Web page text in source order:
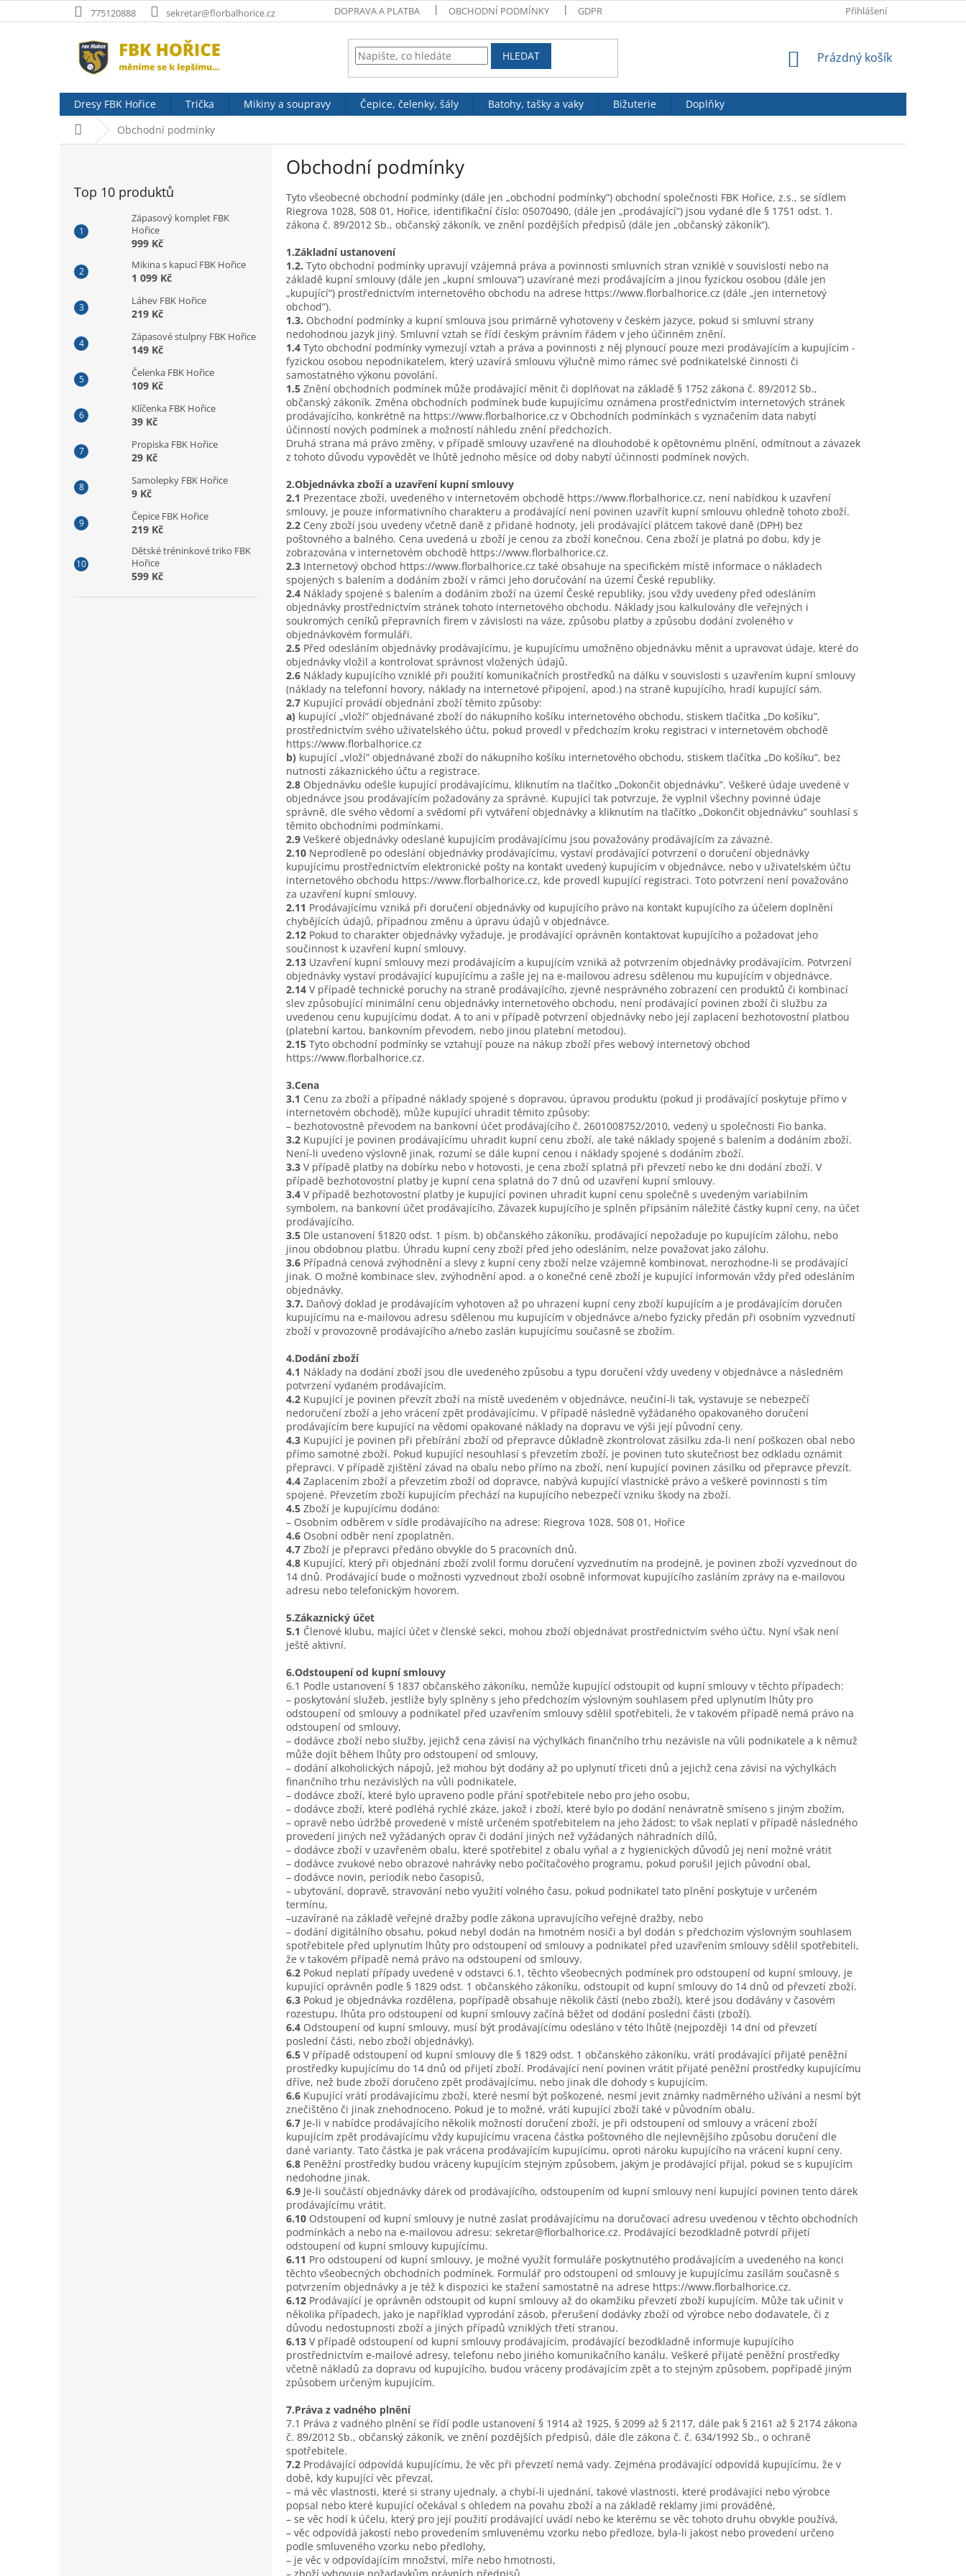
na
775120888 sekretar@florbalhorice.cz DOPRAVA A PLATBA OBCHODNÍ PODMÍNKY GDPR Přihlášení
HLEDAT
NÁKUPNÍ
Prázdný košík
Dresy FBK Hořice Trička Mikiny a soupravy Čepice, čelenky, šály Batohy, tašky a vaky Bižuterie
Doplňky
Domů Obchodní podmínky
Top 10 produktů
Zápasový komplet FBK
Hořice
999 Kč
Mikina s kapucí FBK Hořice
1 099 Kč
Láhev FBK Hořice
219 Kč
Zápasové stulpny FBK Hořice
149 Kč
Čelenka FBK Hořice
109 Kč
Klíčenka FBK Hořice
39 Kč
Propiska FBK Hořice
29 Kč
Samolepky FBK Hořice
9 Kč
Čepice FBK Hořice
219 Kč
Dětské tréninkové triko FBK
Hořice
599 Kč
Obchodní podmínky
Tyto všeobecné obchodní podmínky (dále jen „obchodní podmínky”) obchodní společnosti FBK Hořice, z.s., se sídlem
Riegrova 1028, 508 01, Hořice, identifikační číslo: 05070490, (dále jen „prodávající“) jsou vydané dle § 1751 odst. 1.
zákona č. 89/2012 Sb., občanský zákoník, ve znění pozdějších předpisů (dále jen „občanský zákoník“).
1.Základní ustanovení
1.2. Tyto obchodní podmínky upravují vzájemná práva a povinnosti smluvních stran vzniklé v souvislosti nebo na
základě kupní smlouvy (dále jen „kupní smlouva“) uzavírané mezi prodávajícím a jinou fyzickou osobou (dále jen
„kupující“) prostřednictvím internetového obchodu na adrese https://www.florbalhorice.cz (dále „jen internetový
obchod”).
1.3. Obchodní podmínky a kupní smlouva jsou primárně vyhotoveny v českém jazyce, pokud si smluvní strany
nedohodnou jazyk jiný. Smluvní vztah se řídí českým právním řádem v jeho účinném znění.
1.4 Tyto obchodní podmínky vymezují vztah a práva a povinnosti z něj plynoucí pouze mezi prodávajícím a kupujícím -
fyzickou osobou nepodnikatelem, který uzavírá smlouvu výlučně mimo rámec své podnikatelské činnosti či
samostatného výkonu povolání.
1.5 Znění obchodních podmínek může prodávající měnit či doplňovat na základě § 1752 zákona č. 89/2012 Sb.,
občanský zákoník. Změna obchodních podmínek bude kupujícímu oznámena prostřednictvím internetových stránek
prodávajícího, konkrétně na https://www.florbalhorice.cz v Obchodních podmínkách s vyznačením data nabytí
účinností nových podmínek a možností náhledu znění předchozích.
Druhá strana má právo změny, v případě smlouvy uzavřené na dlouhodobé k opětovnému plnění, odmítnout a závazek
z tohoto důvodu vypovědět ve lhůtě jednoho měsíce od doby nabytí účinnosti podmínek nových.
2.Objednávka zboží a uzavření kupní smlouvy
2.1 Prezentace zboží, uvedeného v internetovém obchodě https://www.florbalhorice.cz, není nabídkou k uzavření
smlouvy, je pouze informativního charakteru a prodávající není povinen uzavřít kupní smlouvu ohledně tohoto zboží.
2.2 Ceny zboží jsou uvedeny včetně daně z přidané hodnoty, jeli prodávající plátcem takové daně (DPH) bez
poštovného a balného. Cena uvedená u zboží je cenou za zboží konečnou. Cena zboží je platná po dobu, kdy je
zobrazována v internetovém obchodě https://www.florbalhorice.cz.
2.3 Internetový obchod https://www.florbalhorice.cz také obsahuje na specifickém místě informace o nákladech
spojených s balením a dodáním zboží v rámci jeho doručování na území České republiky.
2.4 Náklady spojené s balením a dodáním zboží na území České republiky, jsou vždy uvedeny před odesláním
objednávky prostřednictvím stránek tohoto internetového obchodu. Náklady jsou kalkulovány dle veřejných i
soukromých ceníků přepravních firem v závislosti na váze, způsobu platby a způsobu dodání zvoleného v
objednávkovém formuláři.
2.5 Před odesláním objednávky prodávajícímu, je kupujícímu umožněno objednávku měnit a upravovat údaje, které do
objednávky vložil a kontrolovat správnost vložených údajů.
2.6 Náklady kupujícího vzniklé při použití komunikačních prostředků na dálku v souvislosti s uzavřením kupní smlouvy
(náklady na telefonní hovory, náklady na internetové připojení, apod.) na straně kupujícího, hradí kupující sám.
2.7 Kupující provádí objednání zboží těmito způsoby:
a) kupující „vloží” objednávané zboží do nákupního košíku internetového obchodu, stiskem tlačítka „Do košíku”,
prostřednictvím svého uživatelského účtu, pokud provedl v předchozím kroku registraci v internetovém obchodě
https://www.florbalhorice.cz
b) kupující „vloží” objednávané zboží do nákupního košíku internetového obchodu, stiskem tlačítka „Do košíku”, bez
nutnosti zákaznického účtu a registrace.
2.8 Objednávku odešle kupující prodávajícímu, kliknutím na tlačítko „Dokončit objednávku”. Veškeré údaje uvedené v
objednávce jsou prodávajícím požadovány za správné. Kupující tak potvrzuje, že vyplnil všechny povinné údaje
správně, dle svého vědomí a svědomí při vytváření objednávky a kliknutím na tlačítko „Dokončit objednávku” souhlasí s
těmito obchodními podmínkami.
2.9 Veškeré objednávky odeslané kupujícím prodávajícímu jsou považovány prodávajícím za závazné.
2.10 Neprodleně po odeslání objednávky prodávajícímu, vystaví prodávající potvrzení o doručení objednávky
kupujícímu prostřednictvím elektronické pošty na kontakt uvedený kupujícím v objednávce, nebo v uživatelském účtu
internetového obchodu https://www.florbalhorice.cz, kde provedl kupující registraci. Toto potvrzení není považováno
za uzavření kupní smlouvy.
2.11 Prodávajícímu vzniká při doručení objednávky od kupujícího právo na kontakt kupujícího za účelem doplnění
chybějících údajů, případnou změnu a úpravu údajů v objednávce.
2.12 Pokud to charakter objednávky vyžaduje, je prodávající oprávněn kontaktovat kupujícího a požadovat jeho
součinnost k uzavření kupní smlouvy.
2.13 Uzavření kupní smlouvy mezi prodávajícím a kupujícím vzniká až potvrzením objednávky prodávajícím. Potvrzení
objednávky vystaví prodávající kupujícímu a zašle jej na e-mailovou adresu sdělenou mu kupujícím v objednávce.
2.14 V případě technické poruchy na straně prodávajícího, zjevně nesprávného zobrazení cen produktů či kombinací
slev způsobující minimální cenu objednávky internetového obchodu, není prodávající povinen zboží či službu za
uvedenou cenu kupujícímu dodat. A to ani v případě potvrzení objednávky nebo její zaplacení bezhotovostní platbou
(platební kartou, bankovním převodem, nebo jinou platební metodou).
2.15 Tyto obchodní podmínky se vztahují pouze na nákup zboží přes webový internetový obchod
https://www.florbalhorice.cz.
3.Cena
3.1 Cenu za zboží a případné náklady spojené s dopravou, úpravou produktu (pokud ji prodávající poskytuje přímo v
internetovém obchodě), může kupující uhradit těmito způsoby:
– bezhotovostně převodem na bankovní účet prodávajícího č. 2601008752/2010, vedený u společnosti Fio banka.
3.2 Kupující je povinen prodávajícímu uhradit kupní cenu zboží, ale také náklady spojené s balením a dodáním zboží.
Není-li uvedeno výslovně jinak, rozumí se dále kupní cenou i náklady spojené s dodáním zboží.
3.3 V případě platby na dobírku nebo v hotovosti, je cena zboží splatná při převzetí nebo ke dni dodání zboží. V
případě bezhotovostní platby je kupní cena splatná do 7 dnů od uzavření kupní smlouvy.
3.4 V případě bezhotovostní platby je kupující povinen uhradit kupní cenu společně s uvedeným variabilním
symbolem, na bankovní účet prodávajícího. Závazek kupujícího je splněn připsáním náležité částky kupní ceny, na účet
prodávajícího.
3.5 Dle ustanovení §1820 odst. 1 písm. b) občanského zákoníku, prodávající nepožaduje po kupujícím zálohu, nebo
jinou obdobnou platbu. Úhradu kupní ceny zboží před jeho odesláním, nelze považovat jako zálohu.
3.6 Případná cenová zvýhodnění a slevy z kupní ceny zboží nelze vzájemně kombinovat, nerozhodne-li se prodávající
jinak. O možné kombinace slev, zvýhodnění apod. a o konečné ceně zboží je kupující informován vždy před odesláním
objednávky.
3.7. Daňový doklad je prodávajícím vyhotoven až po uhrazení kupní ceny zboží kupujícím a je prodávajícím doručen
kupujícímu na e-mailovou adresu sdělenou mu kupujícím v objednávce a/nebo fyzicky předán při osobním vyzvednutí
zboží v provozovně prodávajícího a/nebo zaslán kupujícímu současně se zbožím.
4.Dodání zboží
4.1 Náklady na dodání zboží jsou dle uvedeného způsobu a typu doručení vždy uvedeny v objednávce a následném
potvrzení vydaném prodávajícím.
4.2 Kupující je povinen převzít zboží na místě uvedeném v objednávce, neučiní-li tak, vystavuje se nebezpečí
nedoručení zboží a jeho vrácení zpět prodávajícímu. V případě následně vyžádaného opakovaného doručení
prodávajícím bere kupující na vědomí opakované náklady na dopravu ve výši její původní ceny.
4.3 Kupující je povinen při přebírání zboží od přepravce důkladně zkontrolovat zásilku zda-li není poškozen obal nebo
přímo samotné zboží. Pokud kupující nesouhlasí s převzetím zboží, je povinen tuto skutečnost bez odkladu oznámit
přepravci. V případě zjištění závad na obalu nebo přímo na zboží, není kupující povinen zásilku od přepravce převzít.
4.4 Zaplacením zboží a převzetím zboží od dopravce, nabývá kupující vlastnické právo a veškeré povinnosti s tím
spojené. Převzetím zboží kupujícím přechází na kupujícího nebezpečí vzniku škody na zboží.
4.5 Zboží je kupujícímu dodáno:
– Osobním odběrem v sídle prodávajícího na adrese: Riegrova 1028, 508 01, Hořice
4.6 Osobní odběr není zpoplatněn.
4.7 Zboží je přepravci předáno obvykle do 5 pracovních dnů.
4.8 Kupující, který při objednání zboží zvolil formu doručení vyzvednutím na prodejně, je povinen zboží vyzvednout do
14 dnů. Prodávající bude o možnosti vyzvednout zboží osobně informovat kupujícího zasláním zprávy na e-mailovou
adresu nebo telefonickým hovorem.
5.Zákaznický účet
5.1 Členové klubu, mající účet v členské sekci, mohou zboží objednávat prostřednictvím svého účtu. Nyní však není
ještě aktivní.
6.Odstoupení od kupní smlouvy
6.1 Podle ustanovení § 1837 občanského zákoníku, nemůže kupující odstoupit od kupní smlouvy v těchto případech:
– poskytování služeb, jestliže byly splněny s jeho předchozím výslovným souhlasem před uplynutím lhůty pro
odstoupení od smlouvy a podnikatel před uzavřením smlouvy sdělil spotřebiteli, že v takovém případě nemá právo na
odstoupení od smlouvy,
– dodávce zboží nebo služby, jejichž cena závisí na výchylkách finančního trhu nezávisle na vůli podnikatele a k němuž
může dojít během lhůty pro odstoupení od smlouvy,
– dodání alkoholických nápojů, jež mohou být dodány až po uplynutí třiceti dnů a jejichž cena závisí na výchylkách
finančního trhu nezávislých na vůli podnikatele,
– dodávce zboží, které bylo upraveno podle přání spotřebitele nebo pro jeho osobu,
– dodávce zboží, které podléhá rychlé zkáze, jakož i zboží, které bylo po dodání nenávratně smíseno s jiným zbožím,
– opravě nebo údržbě provedené v místě určeném spotřebitelem na jeho žádost; to však neplatí v případě následného
provedení jiných než vyžádaných oprav či dodání jiných než vyžádaných náhradních dílů,
– dodávce zboží v uzavřeném obalu, které spotřebitel z obalu vyňal a z hygienických důvodů jej není možné vrátit
– dodávce zvukové nebo obrazové nahrávky nebo počítačového programu, pokud porušil jejich původní obal,
– dodávce novin, periodik nebo časopisů,
– ubytování, dopravě, stravování nebo využití volného času, pokud podnikatel tato plnění poskytuje v určeném
termínu,
–uzavírané na základě veřejné dražby podle zákona upravujícího veřejné dražby, nebo
– dodání digitálního obsahu, pokud nebyl dodán na hmotném nosiči a byl dodán s předchozím výslovným souhlasem
spotřebitele před uplynutím lhůty pro odstoupení od smlouvy a podnikatel před uzavřením smlouvy sdělil spotřebiteli,
že v takovém případě nemá právo na odstoupení od smlouvy.
6.2 Pokud neplatí případy uvedené v odstavci 6.1, těchto všeobecných podmínek pro odstoupení od kupní smlouvy, je
kupující oprávněn podle § 1829 odst. 1 občanského zákoníku, odstoupit od kupní smlouvy do 14 dnů od převzetí zboží.
6.3 Pokud je objednávka rozdělena, popřípadě obsahuje několik částí (nebo zboží), které jsou dodávány v časovém
rozestupu, lhůta pro odstoupení od kupní smlouvy začíná běžet od dodání poslední části (zboží).
6.4 Odstoupení od kupní smlouvy, musí být prodávajícímu odesláno v této lhůtě (nejpozději 14 dní od převzetí
poslední části, nebo zboží objednávky).
6.5 V případě odstoupení od kupní smlouvy dle § 1829 odst. 1 občanského zákoníku, vrátí prodávající přijaté peněžní
prostředky kupujícímu do 14 dnů od přijetí zboží. Prodávající není povinen vrátit přijaté peněžní prostředky kupujícímu
dříve, než bude zboží doručeno zpět prodávajícímu, nebo jinak dle dohody s kupujícím.
6.6 Kupující vrátí prodávajícímu zboží, které nesmí být poškozené, nesmí jevit známky nadměrného užívání a nesmí být
znečištěno či jinak znehodnoceno. Pokud je to možné, vrátí kupující zboží také v původním obalu.
6.7 Je-li v nabídce prodávajícího několik možností doručení zboží, je při odstoupení od smlouvy a vrácení zboží
kupujícím zpět prodávajícímu vždy kupujícímu vracena částka poštovného dle nejlevnějšího způsobu doručení dle
dané varianty. Tato částka je pak vrácena prodávajícím kupujícímu, oproti nároku kupujícího na vrácení kupní ceny.
6.8 Peněžní prostředky budou vráceny kupujícím stejným způsobem, jakým je prodávající přijal, pokud se s kupujícím
nedohodne jinak.
6.9 Je-li součástí objednávky dárek od prodávajícího, odstoupením od kupní smlouvy není kupující povinen tento dárek
prodávajícímu vrátit.
6.10 Odstoupení od kupní smlouvy je nutné zaslat prodávajícímu na doručovací adresu uvedenou v těchto obchodních
podmínkách a nebo na e-mailovou adresu: sekretar@florbalhorice.cz. Prodávající bezodkladně potvrdí přijetí
odstoupení od kupní smlouvy kupujícímu.
6.11 Pro odstoupení od kupní smlouvy, je možné využít formuláře poskytnutého prodávajícím a uvedeného na konci
těchto všeobecných obchodních podmínek. Formulář pro odstoupení od smlouvy je kupujícímu zasílám současně s
potvrzením objednávky a je též k dispozici ke stažení samostatně na adrese https://www.florbalhorice.cz.
6.12 Prodávající je oprávněn odstoupit od kupní smlouvy až do okamžiku převzetí zboží kupujícím. Může tak učinit v
několika případech, jako je například vyprodání zásob, přerušení dodávky zboží od výrobce nebo dodavatele, či z
důvodu nedostupnosti zboží a jiných případů vzniklých třetí stranou.
6.13 V případě odstoupení od kupní smlouvy prodávajícím, prodávající bezodkladně informuje kupujícího
prostřednictvím e-mailové adresy, telefonu nebo jiného komunikačního kanálu. Veškeré přijaté peněžní prostředky
včetně nákladů za dopravu od kupujícího, budou vráceny prodávajícím zpět a to stejným způsobem, popřípadě jiným
způsobem určeným kupujícím.
7.Práva z vadného plnění
7.1 Práva z vadného plnění se řídí podle ustanovení § 1914 až 1925, § 2099 až § 2117, dále pak § 2161 až § 2174 zákona
č. 89/2012 Sb., občanský zákoník, ve znění pozdějších předpisů, dále dle zákona č. č. 634/1992 Sb., o ochraně
spotřebitele.
7.2 Prodávající odpovídá kupujícímu, že věc při převzetí nemá vady. Zejména prodávající odpovídá kupujícímu, že v
době, kdy kupující věc převzal,
– má věc vlastnosti, které si strany ujednaly, a chybí-li ujednání, takové vlastnosti, které prodávající nebo výrobce
popsal nebo které kupující očekával s ohledem na povahu zboží a na základě reklamy jimi prováděné,
– se věc hodí k účelu, který pro její použití prodávající uvádí nebo ke kterému se věc tohoto druhu obvykle používá,
– věc odpovídá jakostí nebo provedením smluvenému vzorku nebo předloze, byla-li jakost nebo provedení určeno
podle smluveného vzorku nebo předlohy,
– je věc v odpovídajícím množství, míře nebo hmotnosti,